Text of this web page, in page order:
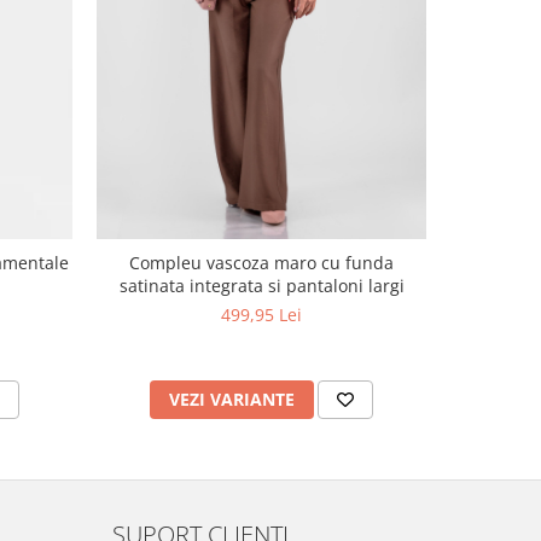
Compleu vascoza maro cu funda
satinata integrata si pantaloni largi
499,95 Lei
VEZI VARIANTE
SUPORT CLIENTI